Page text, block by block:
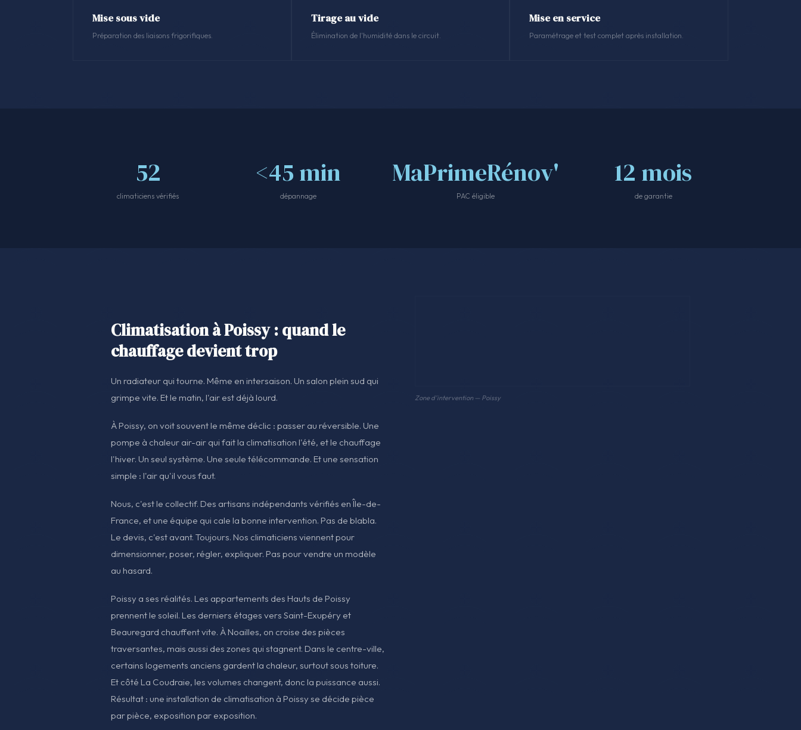
Mise sous vide
Préparation des liaisons frigorifiques.
Tirage au vide
Élimination de l'humidité dans le circuit.
Mise en service
Paramétrage et test complet après installation.
52
climaticiens vérifiés
<45 min
dépannage
MaPrimeRénov'
PAC éligible
12 mois
de garantie
Climatisation à Poissy : quand le
chauffage devient trop
Un radiateur qui tourne. Même en intersaison. Un salon plein sud qui
grimpe vite. Et le matin, l'air est déjà lourd.
À Poissy, on voit souvent le même déclic : passer au réversible. Une
pompe à chaleur air-air qui fait la climatisation l'été, et le chauffage
l'hiver. Un seul système. Une seule télécommande. Et une sensation
simple : l'air qu'il vous faut.
Nous, c'est le collectif. Des artisans indépendants vérifiés en Île-de-
France, et une équipe qui cale la bonne intervention. Pas de blabla.
Le devis, c'est avant. Toujours. Nos climaticiens viennent pour
dimensionner, poser, régler, expliquer. Pas pour vendre un modèle
au hasard.
Poissy a ses réalités. Les appartements des Hauts de Poissy
prennent le soleil. Les derniers étages vers Saint-Exupéry et
Beauregard chauffent vite. À Noailles, on croise des pièces
traversantes, mais aussi des zones qui stagnent. Dans le centre-ville,
certains logements anciens gardent la chaleur, surtout sous toiture.
Et côté La Coudraie, les volumes changent, donc la puissance aussi.
Résultat : une installation de climatisation à Poissy se décide pièce
par pièce, exposition par exposition.
Zone d'intervention — Poissy